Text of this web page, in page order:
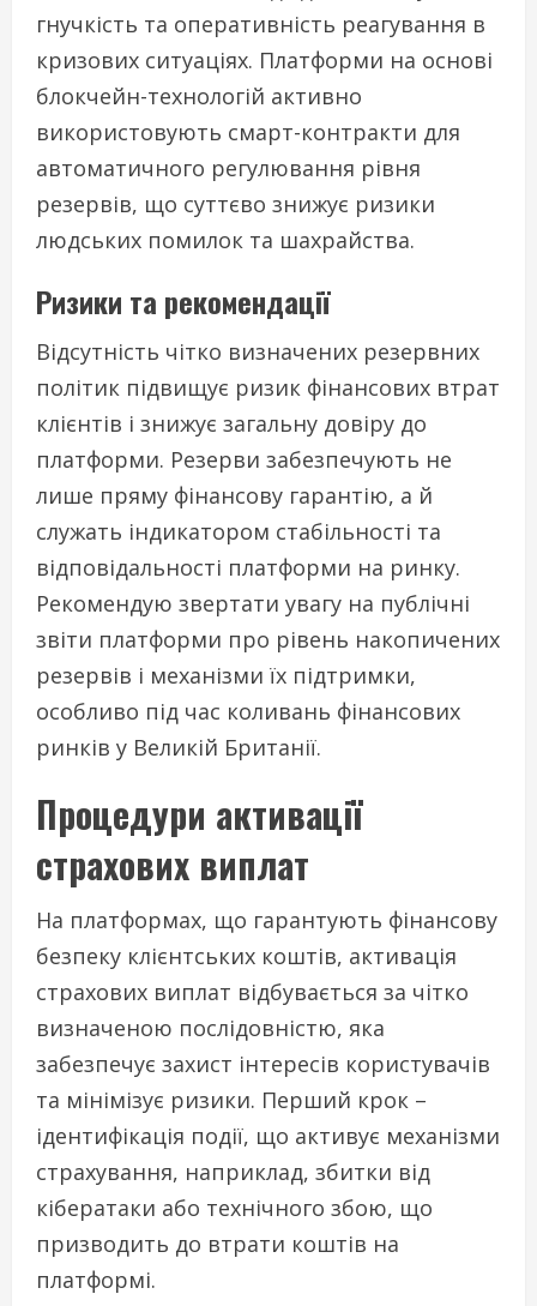
гнучкість та оперативність реагування в
кризових ситуаціях. Платформи на основі
блокчейн-технологій активно
використовують смарт-контракти для
автоматичного регулювання рівня
резервів, що суттєво знижує ризики
людських помилок та шахрайства.
Ризики та рекомендації
Відсутність чітко визначених резервних
політик підвищує ризик фінансових втрат
клієнтів і знижує загальну довіру до
платформи. Резерви забезпечують не
лише пряму фінансову гарантію, а й
служать індикатором стабільності та
відповідальності платформи на ринку.
Рекомендую звертати увагу на публічні
звіти платформи про рівень накопичених
резервів і механізми їх підтримки,
особливо під час коливань фінансових
ринків у Великій Британії.
Процедури активації
страхових виплат
На платформах, що гарантують фінансову
безпеку клієнтських коштів, активація
страхових виплат відбувається за чітко
визначеною послідовністю, яка
забезпечує захист інтересів користувачів
та мінімізує ризики. Перший крок –
ідентифікація події, що активує механізми
страхування, наприклад, збитки від
кібератаки або технічного збою, що
призводить до втрати коштів на
платформі.